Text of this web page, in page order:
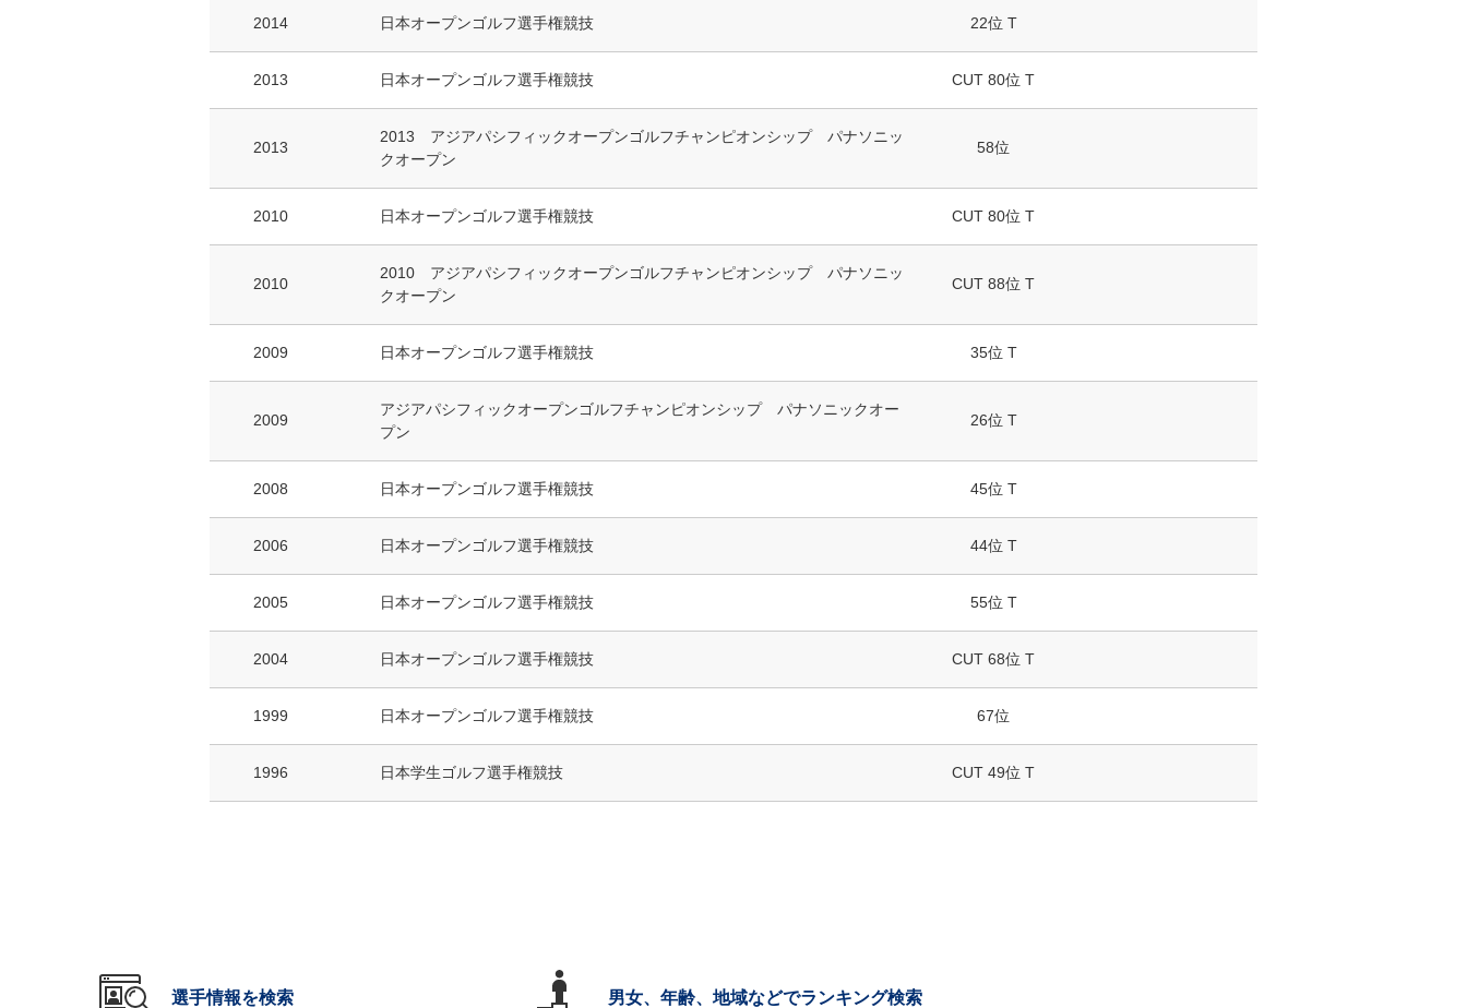
2014 日本オープンゴルフ選手権競技 22位 T
2013 日本オープンゴルフ選手権競技 CUT 80位 T
2013
2013 アジアパシフィックオープンゴルフチャンピオンシップ パナソニッ
クオープン
58位
2010 日本オープンゴルフ選手権競技 CUT 80位 T
2010
2010 アジアパシフィックオープンゴルフチャンピオンシップ パナソニッ
クオープン
CUT 88位 T
2009 日本オープンゴルフ選手権競技 35位 T
2009
アジアパシフィックオープンゴルフチャンピオンシップ パナソニックオー
プン
26位 T
2008 日本オープンゴルフ選手権競技 45位 T
2006 日本オープンゴルフ選手権競技 44位 T
2005 日本オープンゴルフ選手権競技 55位 T
2004 日本オープンゴルフ選手権競技 CUT 68位 T
1999 日本オープンゴルフ選手権競技 67位
1996 日本学生ゴルフ選手権競技 CUT 49位 T
選手情報を検索 男女、年齢、地域などでランキング検索